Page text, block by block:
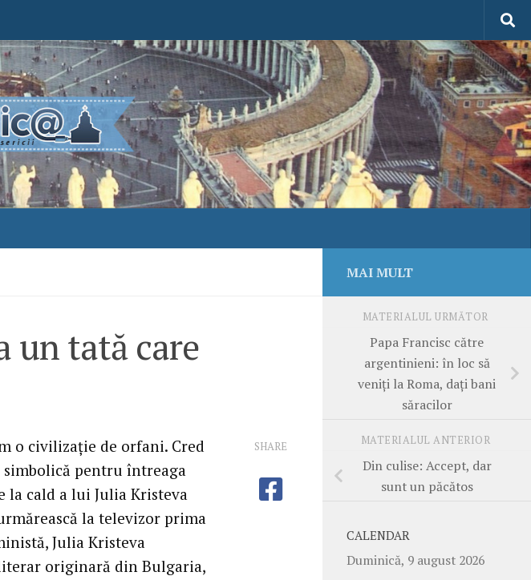
un tată care
o civilizaţie de orfani. Cred
simbolică pentru întreaga
la cald a lui Julia Kristeva
la televizor prima
Julia Kristeva
originară din Bulgaria,
SHARE
MAI MULT
MATERIALUL URMĂTOR
Papa Francisc către
argentinieni: în loc să
veniţi la Roma, daţi bani
săracilor
MATERIALUL ANTERIOR
Din culise: Accept, dar
sunt un păcătos
CALENDAR
Duminică, 9 august 2026